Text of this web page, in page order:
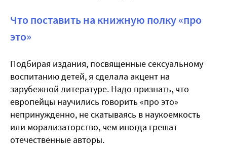
Что поставить на книжную полку «про
это»
Подбирая издания, посвященные сексуальному
воспитанию детей, я сделала акцент на
зарубежной литературе. Надо признать, что
европейцы научились говорить «про это»
непринужденно, не скатываясь в наукоемкость
или морализаторство, чем иногда грешат
отечественные авторы.